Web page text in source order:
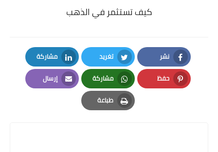
كيف تستثمر في الذهب
نشر
Facebook
تغريد
Twitter
مشاركة
LinkedIn
حفظ
Pinterest
مشاركة
Whatsapp
إرسال
Email
طباعة
Print